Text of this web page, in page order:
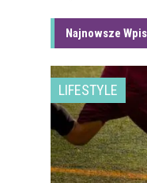
Najnowsze
LIFESTYLE